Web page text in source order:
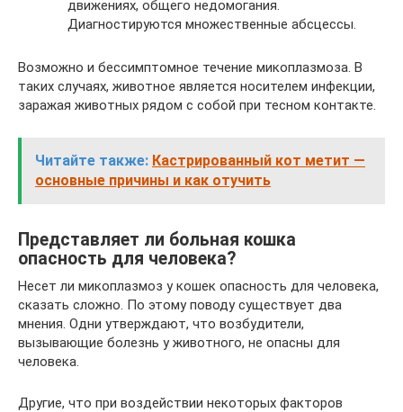
движениях, общего недомогания.
Диагностируются множественные абсцессы.
Возможно и бессимптомное течение микоплазмоза. В
таких случаях, животное является носителем инфекции,
заражая животных рядом с собой при тесном контакте.
Читайте также: Кастрированный кот метит —
основные причины и как отучить
Представляет ли больная кошка
опасность для человека?
Несет ли микоплазмоз у кошек опасность для человека,
сказать сложно. По этому поводу существует два
мнения. Одни утверждают, что возбудители,
вызывающие болезнь у животного, не опасны для
человека.
Другие, что при воздействии некоторых факторов